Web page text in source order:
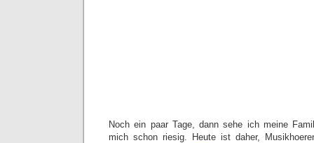
Noch ein paar Tage, dann sehe ich meine
mich schon riesig. Heute ist daher,